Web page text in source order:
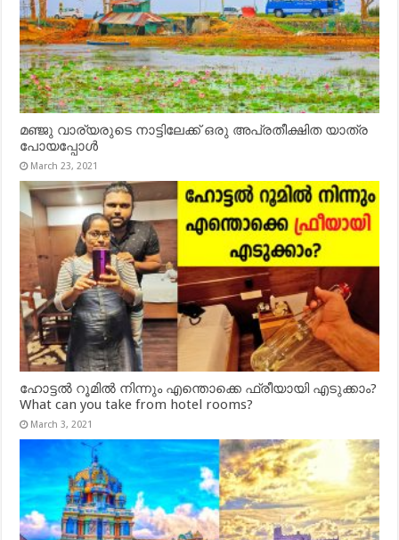
മഞ്ജു വാര്യരുടെ നാട്ടിലേക്ക് ഒരു അപ്രതീക്ഷിത യാത്ര
പോയപ്പോൾ
March 23, 2021
ഹോട്ടൽ റൂമിൽ നിന്നും എന്തൊക്കെ ഫ്രീയായി എടുക്കാം?
What can you take from hotel rooms?
March 3, 2021